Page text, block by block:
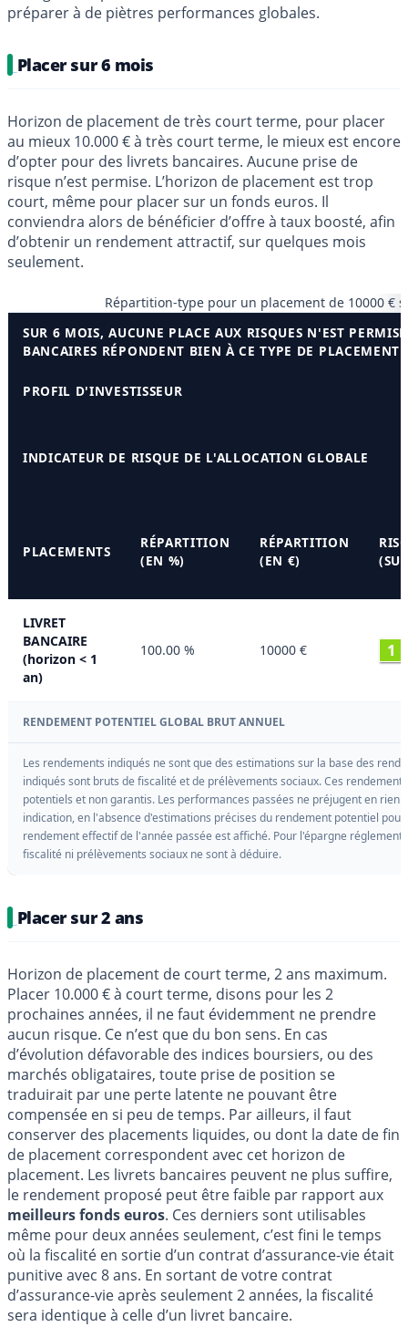
préparer à de piètres performances globales.
Placer sur 6 mois
Horizon de placement de très court terme, pour placer
au mieux 10.000 € à très court terme, le mieux est encore
d’opter pour des livrets bancaires. Aucune prise de
risque n’est permise. L’horizon de placement est trop
court, même pour placer sur un fonds euros. Il
conviendra alors de bénéficier d’offre à taux boosté, afin
d’obtenir un rendement attractif, sur quelques mois
seulement.
Répartition-type pour un placement de 10000 €
SUR 6 MOIS, AUCUNE PLACE AUX RISQUES N'EST
BANCAIRES RÉPONDENT BIEN À CE TYPE DE PLACEMENT
PROFIL D'INVESTISSEUR
INDICATEUR DE RISQUE DE L'ALLOCATION GLOBALE
PLACEMENTS
RÉPARTITION
(EN %)
RÉPARTITION
(EN €)
LIVRET
BANCAIRE
(horizon < 1
an)
100.00 % 10000 € 1
RENDEMENT POTENTIEL GLOBAL BRUT ANNUEL
Les rendements indiqués ne sont que des estimations sur la base des
indiqués sont bruts de fiscalité et de prélèvements sociaux. Ces
potentiels et non garantis. Les performances passées ne préjugent en rien
indication, en l'absence d'estimations précises du rendement potentiel pour
rendement effectif de l'année passée est affiché. Pour l'épargne
fiscalité ni prélèvements sociaux ne sont à déduire.
Placer sur 2 ans
Horizon de placement de court terme, 2 ans maximum.
Placer 10.000 € à court terme, disons pour les 2
prochaines années, il ne faut évidemment ne prendre
aucun risque. Ce n’est que du bon sens. En cas
d’évolution défavorable des indices boursiers, ou des
marchés obligataires, toute prise de position se
traduirait par une perte latente ne pouvant être
compensée en si peu de temps. Par ailleurs, il faut
conserver des placements liquides, ou dont la date de fin
de placement correspondent avec cet horizon de
placement. Les livrets bancaires peuvent ne plus suffire,
le rendement proposé peut être faible par rapport aux
meilleurs fonds euros. Ces derniers sont utilisables
même pour deux années seulement, c’est fini le temps
où la fiscalité en sortie d’un contrat d’assurance-vie était
punitive avec 8 ans. En sortant de votre contrat
d’assurance-vie après seulement 2 années, la fiscalité
sera identique à celle d’un livret bancaire.